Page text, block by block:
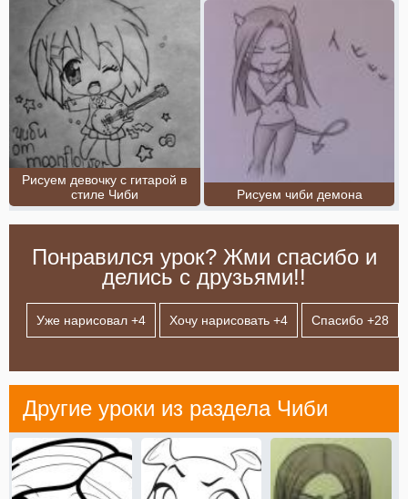
Рисуем девочку с гитарой в
стиле Чиби
Рисуем чиби демона
Понравился урок? Жми спасибо и
делись с друзьями!!
Уже нарисовал +4 Хочу нарисовать +4 Спасибо +28
Другие уроки из раздела Чиби